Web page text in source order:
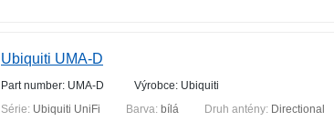
Ubiquiti UMA-D
Part number: UMA-D
Výrobce: Ubiquiti
Série: Ubiquiti UniFi Barva: bílá Druh antény: Directional